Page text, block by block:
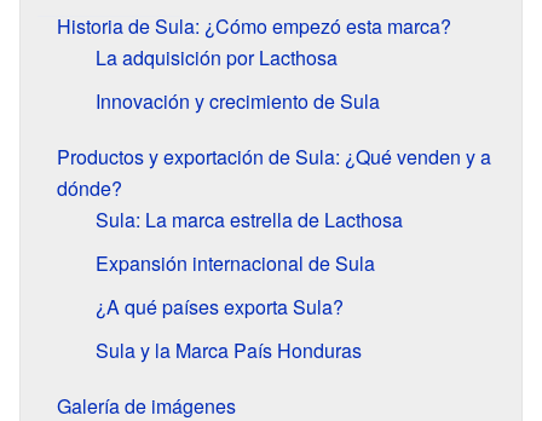
Historia de Sula: ¿Cómo empezó esta marca?
La adquisición por Lacthosa
Innovación y crecimiento de Sula
Productos y exportación de Sula: ¿Qué venden y a
dónde?
Sula: La marca estrella de Lacthosa
Expansión internacional de Sula
¿A qué países exporta Sula?
Sula y la Marca País Honduras
Galería de imágenes